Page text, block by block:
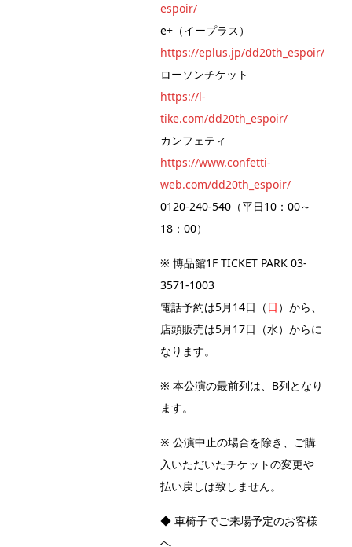
espoir/
e+（イープラス）
https://eplus.jp/dd20th_espoir/
ローソンチケット
https://l-
tike.com/dd20th_espoir/
カンフェティ
https://www.confetti-
web.com/dd20th_espoir/
0120-240-540（平日10：00～
18：00）
※ 博品館1F TICKET PARK 03-
3571-1003
電話予約は5月14日（ 日 ）から、
店頭販売は5月17日（水）からに
なります。
※ 本公演の最前列は、B列となり
ます。
※ 公演中止の場合を除き、ご購
入いただいたチケットの変更や
払い戻しは致しません。
◆ 車椅子でご来場予定のお客様
へ